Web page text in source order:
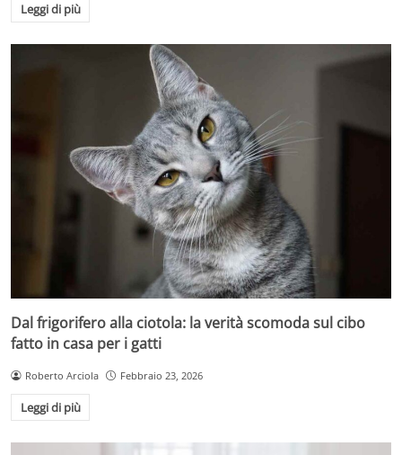
Leggi di più
Dal frigorifero alla ciotola: la verità scomoda sul cibo
fatto in casa per i gatti
Roberto Arciola Febbraio 23, 2026
Leggi di più